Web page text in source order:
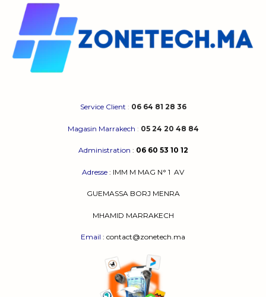
Service Client : 06 64 81 28 36
Magasin Marrakech : 05 24 20 48 84
Administration : 06 60 53 10 12
Adresse : IMM M MAG N° 1 AV
GUEMASSA BORJ MENRA
MHAMID MARRAKECH
Email : contact@zonetech.ma